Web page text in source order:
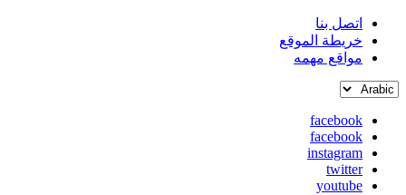
القائمة
العلوية
(header
top)
اتصل بنا
خريطة الموقع
مواقع مهمه
Select
language
social
media
facebook
facebook
instagram
twitter
youtube